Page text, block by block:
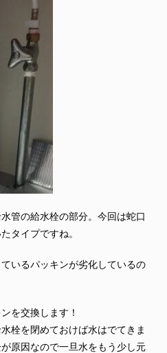
管の給水栓の部分。今回は蛇口
タイプですね。
いるパッキンが劣化しているの
を交換します！
栓を閉めておけば水はでてきま
原因なので一旦水をもう少し元